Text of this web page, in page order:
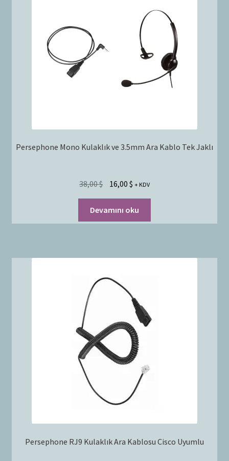
Persephone Mono Kulaklık ve 3.5mm Ara Kablo Tek Jaklı
38,00$ 16,00 $ + KDV
Devamını oku
Persephone RJ9 Kulaklık Ara Kablosu Cisco Uyumlu